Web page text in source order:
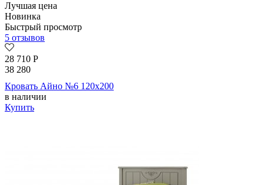
Лучшая цена
Новинка
Быстрый просмотр
5 отзывов
28 710 Р
38 280
Кровать Айно №6 120х200
в наличии
Купить